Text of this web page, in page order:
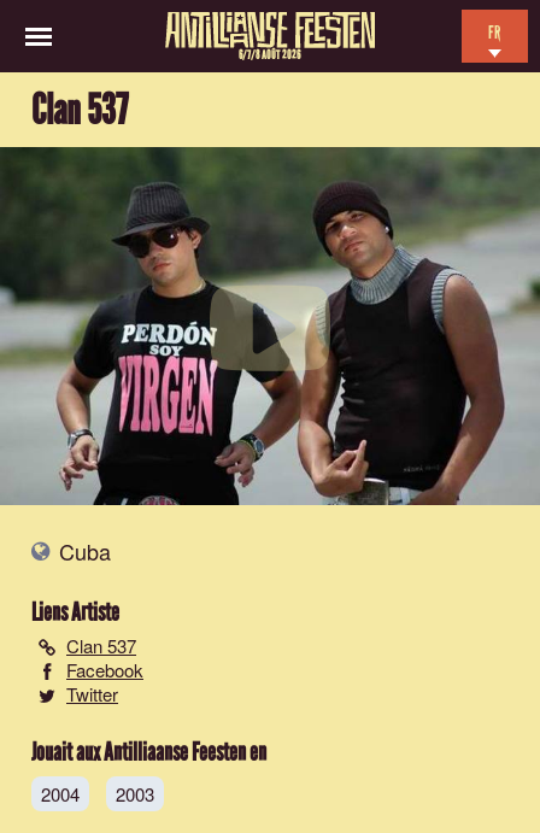
6/7/8 AOÛT 2026
FR
ES
Clan 537
Cuba
Liens Artiste
Clan 537
Facebook
Twitter
Jouait aux Antilliaanse Feesten en
2004 2003